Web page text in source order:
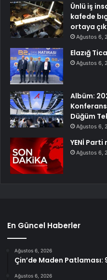
Ünlü iş
kafede
ortaya
Ağustos 6,
Elazığ
Ağustos 6,
Albüm:
Düğüm
Ağustos 6,
YENİ Parti
Ağustos 6,
En Güncel Haberler
Ağustos 6, 2026
Çin’de Maden Patlaması:
Ağustos 6, 2026